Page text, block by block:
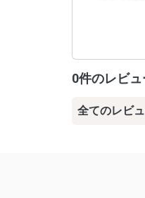
0件のレビュ
全てのレビ